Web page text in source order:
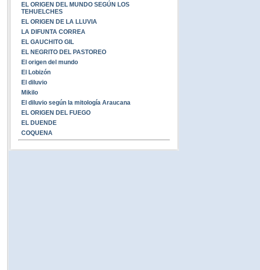
EL ORIGEN DEL MUNDO SEGÚN LOS
TEHUELCHES
EL ORIGEN DE LA LLUVIA
LA DIFUNTA CORREA
EL GAUCHITO GIL
EL NEGRITO DEL PASTOREO
El origen del mundo
El Lobizón
El diluvio
Mikilo
El diluvio según la mitología Araucana
EL ORIGEN DEL FUEGO
EL DUENDE
COQUENA